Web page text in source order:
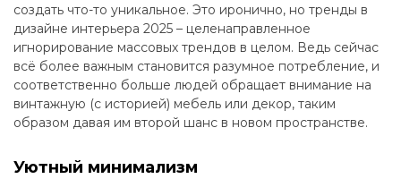
создать что-то уникальное. Это иронично, но тренды в
дизайне интерьера 2025 – целенаправленное
игнорирование массовых трендов в целом. Ведь сейчас
всё более важным становится разумное потребление, и
соответственно больше людей обращает внимание на
винтажную (с историей) мебель или декор, таким
образом давая им второй шанс в новом пространстве.
Уютный минимализм